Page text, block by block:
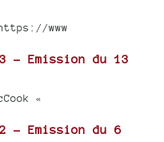
www
- Emission du 13
«
- Emission du 6